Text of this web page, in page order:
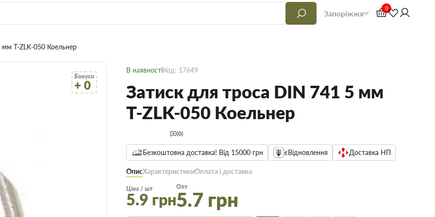
Запоріжжя
0
T-ZLK-050 Коельнер
Бонуси
+ 0
В наявностіКод: 17649
Затиск для троса DIN 741 5 мм
T-ZLK-050 Коельнер
(0)
Безкоштовна доставка! Від 15000 грн єВідновлення Доставка НП
ОписХарактеристикиОплата і доставка
Ціна / шт
5.9 грн
Опт
5.7 грн